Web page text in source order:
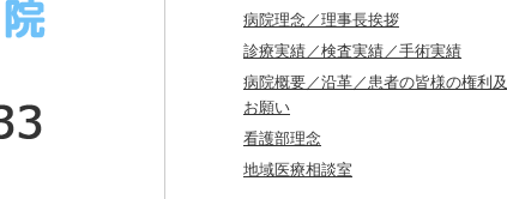
病院理念／理事長挨拶
診療実績／検査実績／手術実績
病院概要／沿革／患者の皆様の権利
お願い
看護部理念
地域医療相談室